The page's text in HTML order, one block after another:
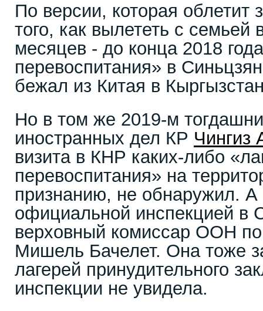
По версии, которая
того, как вылететь с
месяцев - до конца 2018
перевоспитания» в
бежал из Китая в
Но в том же 2019-м
иностранных дел КР Чингиз
визита в КНР каких-либо
перевоспитания» на
признанию, не обнаружил. А
официальной инспекцией в
верховный комиссар ООН
Мишель Бачелет. Она тоже
лагерей принудительного
инспекции не увидела.